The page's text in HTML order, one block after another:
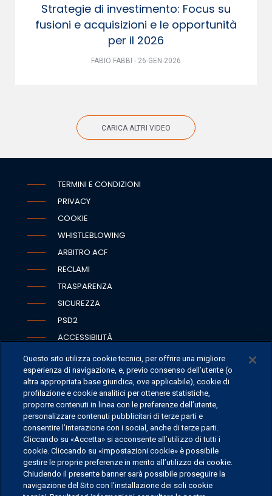
Strategie di investimento: Focus su
fusioni e acquisizioni e le opportunità
per il 2026
FABIO FABBI - 26-GEN-2026
CARICA ALTRI VIDEO
TERMINI E CONDIZIONI
PRIVACY
COOKIE
WHISTLEBLOWING
ARBITRO ACF
RECLAMI
TRASPARENZA
SICUREZZA
PSD2
ACCESSIBILITÀ
SEDI
CONTATTI
CONTATTI PER I MEDIA
FAQ
LAVORA CON NOI
Questo sito utilizza cookie tecnici, per offrire una migliore
esperienza di navigazione, e, previo consenso dell’utente (o
altra appropriata base giuridica, ove applicabile), cookie di
profilazione e cookie analitici per ottenere statistiche,
proporre contenuti in linea con le preferenze dell’utente,
personalizzare contenuti pubblicitari di terze parti e
consentire l’interazione con i social, anche di terze parti.
Cliccando su «Accetta» si acconsente all’utilizzo di tutti i
cookie. Cliccando su «Impostazioni cookie» è possibile
gestire le proprie preferenze in merito all’utilizzo dei cookie.
Chiudendo il presente banner sarà possibile proseguire la
navigazione del Sito con l’installazione dei soli cookie